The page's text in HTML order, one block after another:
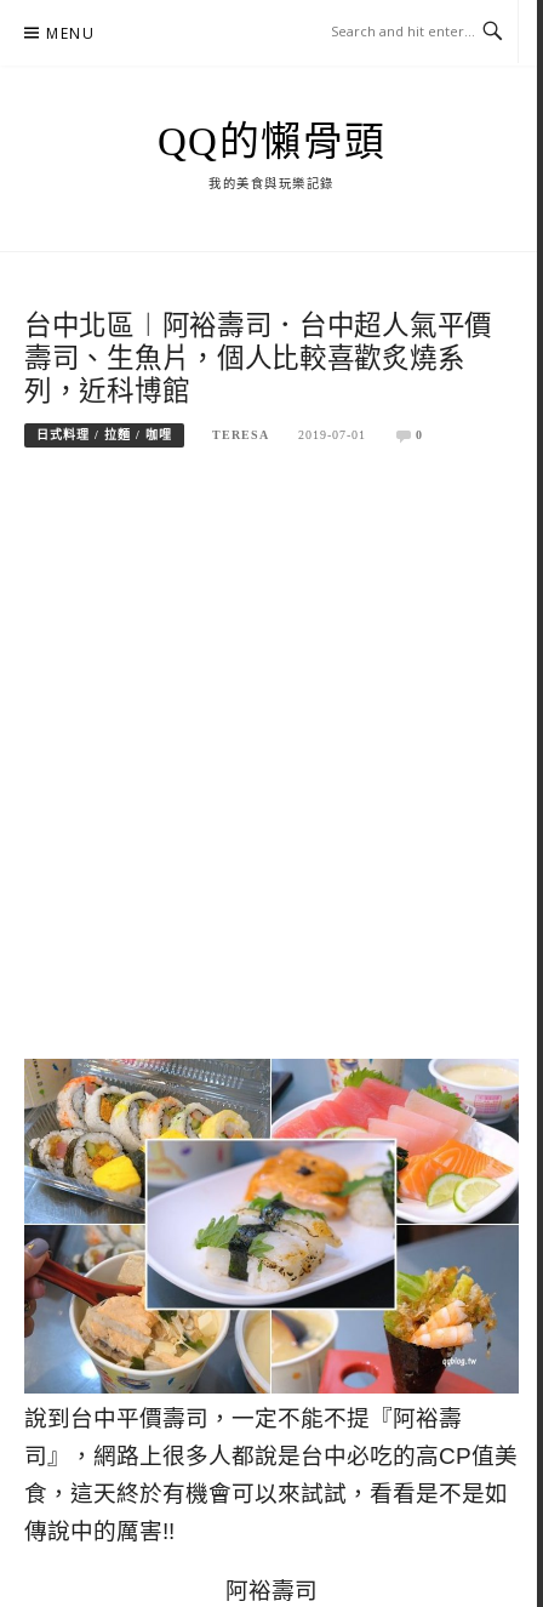
MENU
QQ的懶骨頭
我的美食與玩樂記錄
台中北區︱阿裕壽司．台中超人氣平價
壽司、生魚片，個人比較喜歡炙燒系
列，近科博館
日式料理 / 拉麵 / 咖哩 TERESA 2019-07-01 0
說到台中平價壽司，一定不能不提『阿裕壽
司』，網路上很多人都說是台中必吃的高CP值美
食，這天終於有機會可以來試試，看看是不是如
傳說中的厲害!!
阿裕壽司